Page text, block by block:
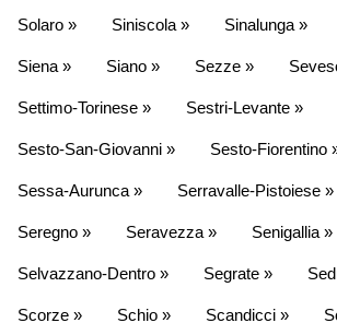
Solaro » Siniscola » Sinalunga »
Siena » Siano » Sezze »
Settimo-Torinese » Sestri-Levante »
Sesto-San-Giovanni » Sesto-Fiorentino
Sessa-Aurunca » Serravalle-Pistoiese »
Seregno » Seravezza » Senigallia »
Selvazzano-Dentro » Segrate »
Scorze » Schio » Scandicci »